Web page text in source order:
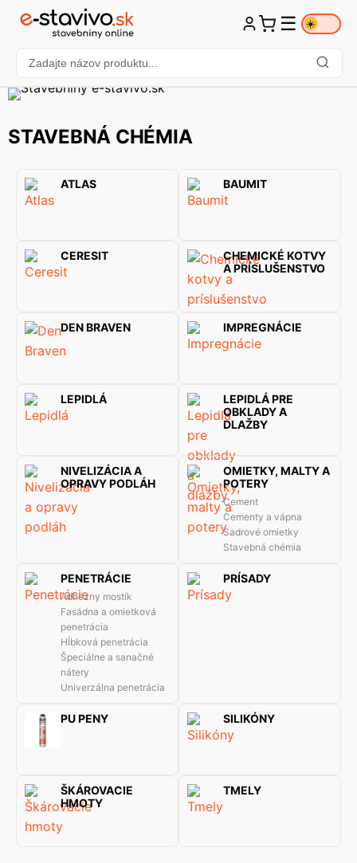
☰ ☀️
STAVEBNÁ CHÉMIA
ATLAS BAUMIT
CERESIT
CHEMICKÉ KOTVY
A PRÍSLUŠENSTVO
DEN BRAVEN IMPREGNÁCIE
LEPIDLÁ
LEPIDLÁ PRE
OBKLADY A
DLAŽBY
NIVELIZÁCIA A
OPRAVY PODLÁH
OMIETKY, MALTY A
POTERY
Cement
Cementy a vápna
Sadrové omietky
Stavebná chémia
PENETRÁCIE
Adhézny mostík
Fasádna a omietková
penetrácia
Hĺbková penetrácia
Špeciálne a sanačné
nátery
Univerzálna penetrácia
PRÍSADY
PU PENY SILIKÓNY
ŠKÁROVACIE
HMOTY
TMELY